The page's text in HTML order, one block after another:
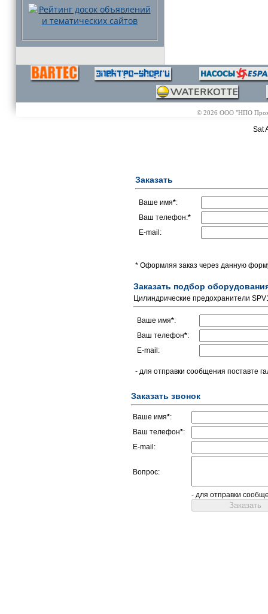
© 2026 ООО "НПО
Sat
Заказать
Ваше имя*:
Ваш телефон:*
E-mail:
* Оформляя заказ через данную
Заказать подбор
Цилиндрические предохранители
Ваше имя*:
Ваш телефон*:
E-mail:
- для отправки сообщения поставте
Заказать звонок
Ваше имя*:
Ваш телефон*:
E-mail:
Вопрос:
- для отправки